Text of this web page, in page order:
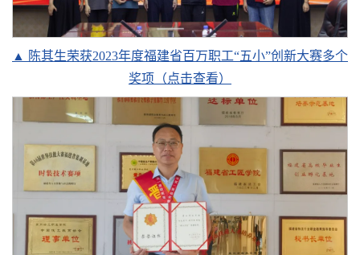
▲ 陈其生荣获2023年度福建省百万职工“五小”创新大赛多个
奖项（点击查看）